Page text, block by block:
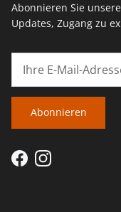
Abonnieren Sie
Updates, Zugang zu
Abonnieren
FacebookInstagram